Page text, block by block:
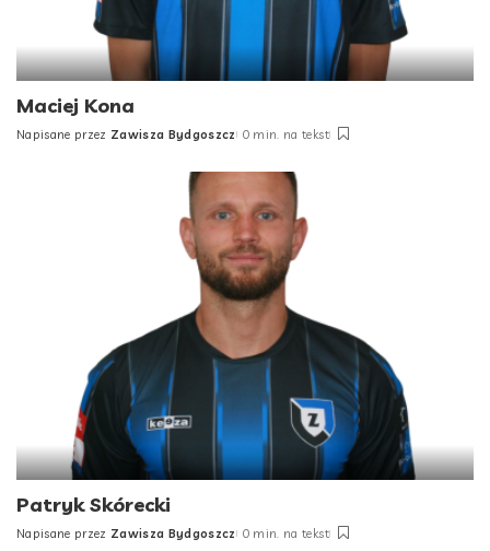
Maciej Kona
Posted
Napisane przez Zawisza Bydgoszcz 0 min. na tekst
Patryk Skórecki
Posted
Napisane przez Zawisza Bydgoszcz 0 min. na tekst